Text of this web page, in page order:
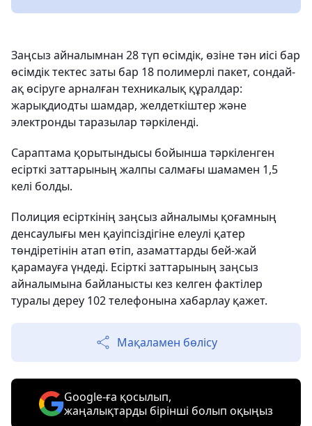
Заңсыз айналымнан 28 түп өсімдік, өзіне тән иісі бар
өсімдік тектес заты бар 18 полимерлі пакет, сондай-
ақ өсіруге арналған техникалық құралдар:
жарықдиодты шамдар, желдеткіштер және
электронды таразылар тәркіленді.
Сараптама қорытындысы бойынша тәркіленген
есірткі заттарының жалпы салмағы шамамен 1,5
келі болды.
Полиция есірткінің заңсыз айналымы қоғамның
денсаулығы мен қауіпсіздігіне елеулі қатер
төндіретінін атап өтіп, азаматтарды бей-жай
қарамауға үндеді. Есірткі заттарының заңсыз
айналымына байланысты кез келген фактілер
туралы дереу 102 телефонына хабарлау қажет.
Мақаламен бөлісу
Google-ға қосылып,
жаңалықтарды бірінші болып оқыңыз